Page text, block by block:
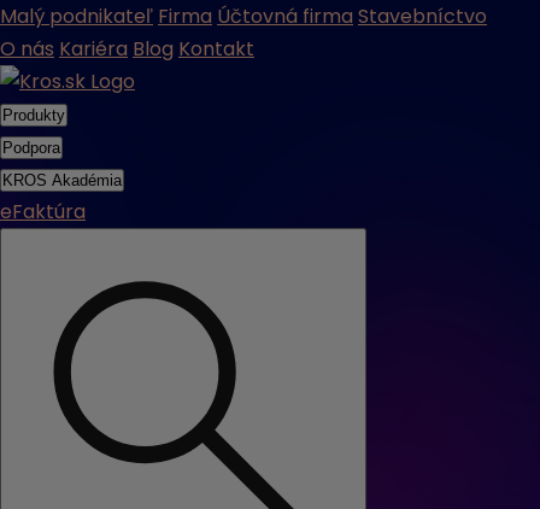
Malý podnikateľ Firma Účtovná firma Stavebníctvo
O nás Kariéra Blog Kontakt
Produkty
Podpora
KROS Akadémia
eFaktúra